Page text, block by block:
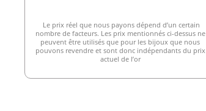
Le prix réel que nous payons dépend d’un certain
nombre de facteurs. Les prix mentionnés ci-dessus ne
peuvent être utilisés que pour les bijoux que nous
pouvons revendre et sont donc indépendants du prix
actuel de l’or